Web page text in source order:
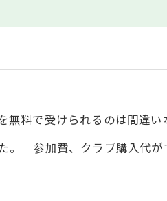
料で受けられるのは間違い
。 参加費、クラブ購入代が